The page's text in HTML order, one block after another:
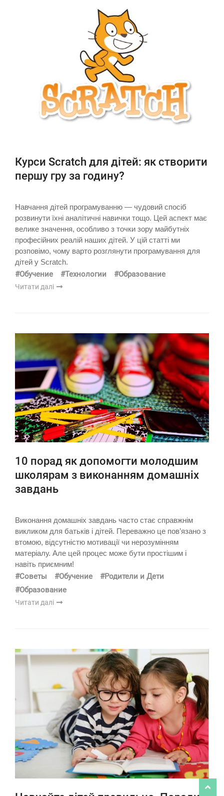
Курси Scratch для дітей: як створити
першу гру за годину?
Навчання дітей програмуванню — чудовий спосіб
розвинути їхні аналітичні навички тощо. Цей аспект має
велике значення, особливо з точки зору майбутніх
професійних реалій наших дітей. У цій статті ми
розповімо, чому варто розглянути програмування для
дітей у Scratch.
#Обучение #Технологии #Образование
Читати далі
10 порад як допомогти молодшим
школярам з виконанням домашніх
завдань
Виконання домашніх завдань часто стає справжнім
викликом для батьків і дітей. Переважно це пов’язано з
втомою, відсутністю мотивації чи нерозумінням
матеріалу. Але цей процес може бути простішим і
навіть приємним!
#Советы #Обучение
#Родители и Дети
#Образование
Читати далі